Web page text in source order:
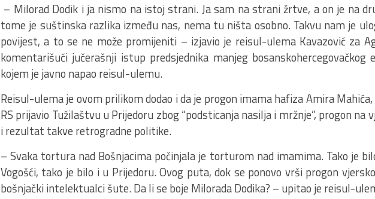
– Milorad Dodik i ja nismo na istoj strani. Ja sam na strani žrtve, a on je na
tome je suštinska razlika između nas, nema tu ništa osobno. Takvu nam je
povijest, a to se ne može promijeniti – izjavio je reisul-ulema Kavazović za
komentarišući jučerašnji istup predsjednika manjeg bosanskohercegovačkog
kojem je javno napao reisul-ulemu.
Reisul-ulema je ovom prilikom dodao i da je progon imama hafiza Amira
RS prijavio Tužilaštvu u Prijedoru zbog “podsticanja nasilja i mržnje”, progon na
i rezultat takve retrogradne politike.
– Svaka tortura nad Bošnjacima počinjala je torturom nad imamima. Tako je
Vogošći, tako je bilo i u Prijedoru. Ovog puta, dok se ponovo vrši progon
bošnjački intelektualci šute. Da li se boje Milorada Dodika? – upitao je reisul-